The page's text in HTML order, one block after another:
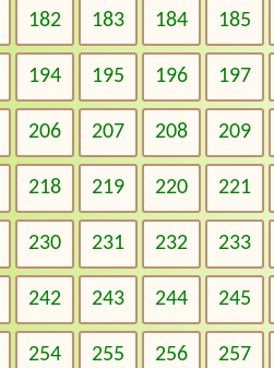
182 183 184 185
194 195 196 197
206 207 208 209
218 219 220 221
230 231 232 233
242 243 244 245
254 255 256 257